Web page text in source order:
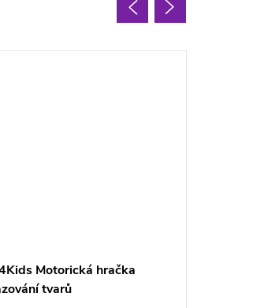
Motorická hračka
tvarů